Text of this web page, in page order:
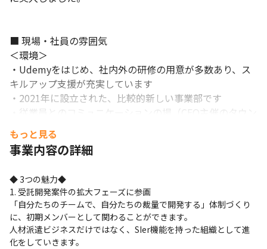
■ 現場・社員の雰囲気
＜環境＞
・Udemyをはじめ、社内外の研修の用意が多数あり、ス
キルアップ支援が充実しています
・2021年に設立された、比較的新しい事業部です
・従業員とのコミュニケーションの場（CEO主催のタウン
ホール）を設けたり、多様なバックグラウンド/ライフス
テージの社員が活躍できる仕組み（スーパーフレックス＆
テレワーク制度）を整えたりしたことが評価され、2022
・入社時研修へのカリキュラムへの組み込みや、就業規則
にて同性カップルを通常の婚姻と同じ取り扱う取り組みを
行い、LGBTQに関する企業評価指数「PRIDE指標」で最
高レベルとなるゴールドを受賞しました
・事業をボトムアップで提案することを目的とした、1日
もっと見る
事業内容の詳細
◆ 3つの魅力◆
1. 受託開発案件の拡大フェーズに参画
「自分たちのチームで、自分たちの裁量で開発する」体制づくり
に、初期メンバーとして関わることができます。
人材派遣ビジネスだけではなく、SIer機能を持った組織として進
化をしていきます。